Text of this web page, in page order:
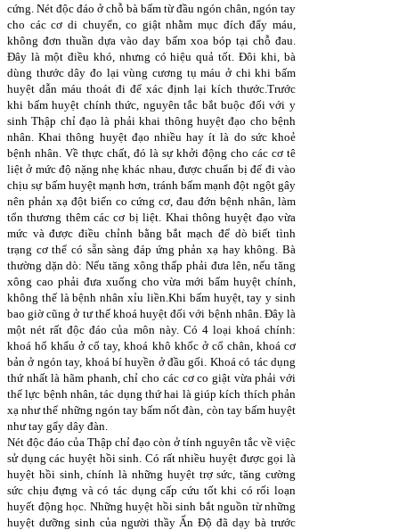
cứng. Nét độc đáo ở chỗ bà bấm từ đầu ngón chân, ngón tay
cho các cơ di chuyển, co giật nhằm mục đích đẩy máu,
không đơn thuần dựa vào day bấm xoa bóp tại chỗ đau.
Đây là một điều khó, nhưng có hiệu quả tốt. Đôi khi, bà
dùng thước dây đo lại vùng cương tụ máu ở chi khi bấm
huyệt dẫn máu thoát đi để xác định lại kích thước.Trước
khi bấm huyệt chính thức, nguyên tắc bắt buộc đối với y
sinh Thập chỉ đạo là phải khai thông huyệt đạo cho bệnh
nhân. Khai thông huyệt đạo nhiều hay ít là do sức khoẻ
bệnh nhân. Về thực chất, đó là sự khởi động cho các cơ tê
liệt ở mức độ nặng nhẹ khác nhau, được chuẩn bị để đi vào
chịu sự bấm huyệt mạnh hơn, tránh bấm mạnh đột ngột gây
nên phản xạ đột biến co cứng cơ, đau đớn bệnh nhân, làm
tổn thương thêm các cơ bị liệt. Khai thông huyệt đạo vừa
mức và được điều chỉnh bằng bắt mạch để dò biết tình
trạng cơ thể có sẵn sàng đáp ứng phản xạ hay không. Bà
thường dặn dò: Nếu tăng xông thấp phải đưa lên, nếu tăng
xông cao phải đưa xuống cho vừa mới bấm huyệt chính,
không thế là bệnh nhân xỉu liền.Khi bấm huyệt, tay y sinh
bao giờ cũng ở tư thế khoá huyệt đối với bệnh nhân. Đây là
một nét rất độc đáo của môn này. Có 4 loại khoá chính:
khoá hổ khẩu ở cổ tay, khoá khô khốc ở cổ chân, khoá cơ
bản ở ngón tay, khoá bí huyền ở đầu gối. Khoá có tác dụng
thứ nhất là hãm phanh, chỉ cho các cơ co giật vừa phải với
thể lực bệnh nhân, tác dụng thứ hai là giúp kích thích phản
xạ như thể những ngón tay bấm nốt đàn, còn tay bấm huyệt
như tay gẩy dây đàn.
Nét độc đáo của Thập chỉ đạo còn ở tính nguyên tắc về việc
sử dụng các huyệt hồi sinh. Có rất nhiều huyệt được gọi là
huyệt hồi sinh, chính là những huyệt trợ sức, tăng cường
sức chịu đựng và có tác dụng cấp cứu tốt khi có rối loạn
huyết động học. Những huyệt hồi sinh bắt nguồn từ những
huyệt dưỡng sinh của người thầy Ấn Độ đã dạy bà trước